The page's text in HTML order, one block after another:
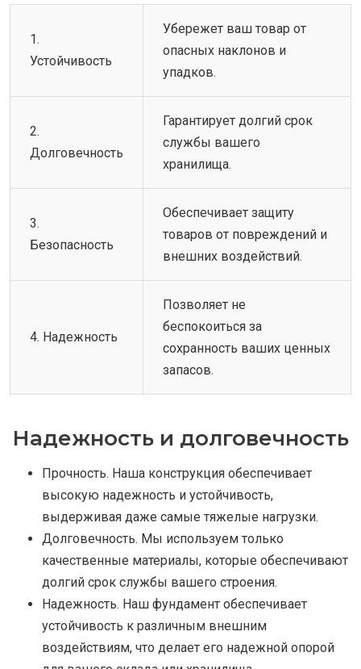
1.
Устойчивость
Убережет ваш товар от
опасных наклонов и
упадков.
2.
Долговечность
Гарантирует долгий срок
службы вашего
хранилища.
3.
Безопасность
Обеспечивает защиту
товаров от повреждений и
внешних воздействий.
4. Надежность
Позволяет не
беспокоиться за
сохранность ваших ценных
запасов.
Надежность и долговечность
Прочность. Наша конструкция обеспечивает
высокую надежность и устойчивость,
выдерживая даже самые тяжелые нагрузки.
Долговечность. Мы используем только
качественные материалы, которые обеспечивают
долгий срок службы вашего строения.
Надежность. Наш фундамент обеспечивает
устойчивость к различным внешним
воздействиям, что делает его надежной опорой